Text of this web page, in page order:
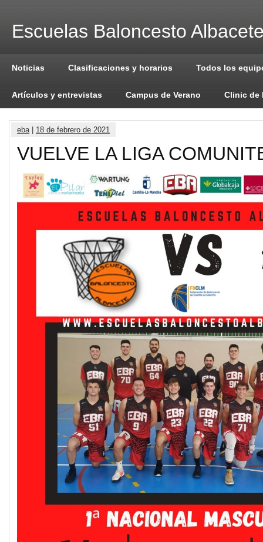
Escuelas Baloncesto
Noticias Clasificaciones y horarios Todos los
Artículos y entrevistas Campus de Verano Clinic de
eba| 18 de febrero de 2021
VUELVE LA LIGA